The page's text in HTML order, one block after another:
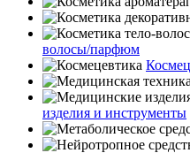
волосы/парфюм
изделия и инструменты